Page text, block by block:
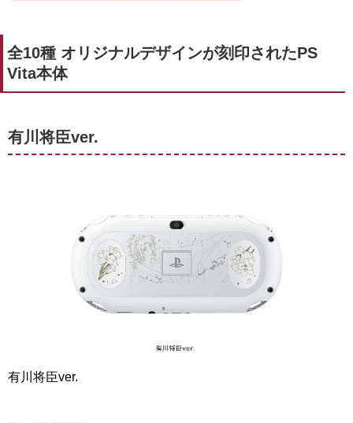
全10種 オリジナルデザインが刻印されたPS
Vita本体
有川将臣ver.
有川将臣ver.